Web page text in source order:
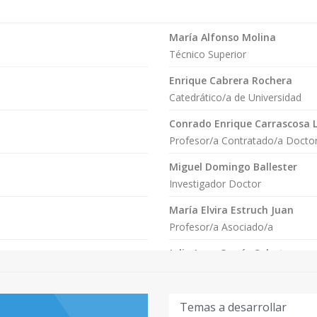
formación hibrida (tanto
tecnologías
para poder colaborar en
de innovación.
realizar prácticas
orientado a la
independiente en
María Alfonso Molina
Técnico Superior
Enrique Cabrera Rochera
Catedrático/a de Universidad
Conrado Enrique Carrascosa
Profesor/a Contratado/a
Miguel Domingo Ballester
Investigador Doctor
María Elvira Estruch Juan
Profesor/a Asociado/a
Julio Juan García Sabater
Profesor/a Permanente Laboral
Temas a desarrollar